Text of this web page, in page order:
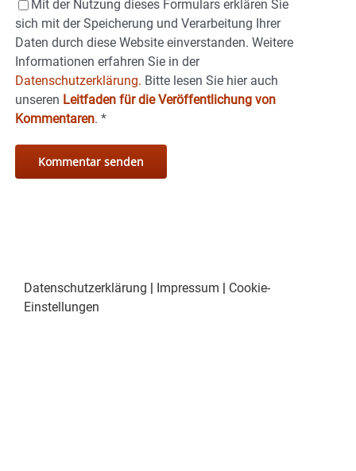
Mit der Nutzung dieses Formulars erklären Sie
sich mit der Speicherung und Verarbeitung Ihrer
Daten durch diese Website einverstanden. Weitere
Informationen erfahren Sie in der
Datenschutzerklärung. Bitte lesen Sie hier auch
unseren Leitfaden für die Veröffentlichung von
Kommentaren. *
Datenschutzerklärung Impressum
Cookie-
Einstellungen